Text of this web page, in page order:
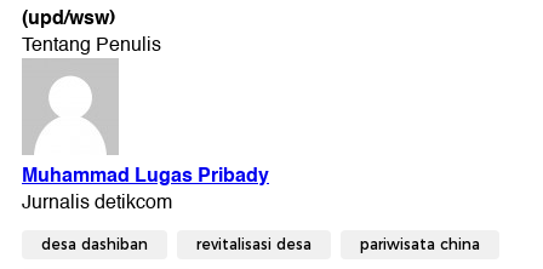
(upd/wsw)
desa dashiban revitalisasi desa pariwisata china